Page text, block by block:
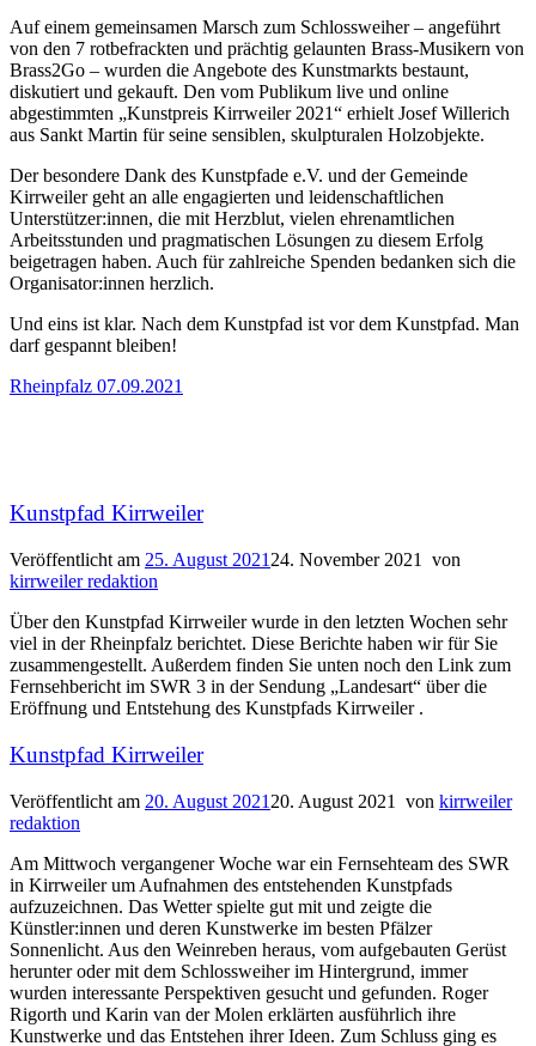
Auf einem gemeinsamen Marsch zum Schlossweiher – angeführt
von den 7 rotbefrackten und prächtig gelaunten Brass-Musikern von
Brass2Go – wurden die Angebote des Kunstmarkts bestaunt,
diskutiert und gekauft. Den vom Publikum live und online
abgestimmten „Kunstpreis Kirrweiler 2021“ erhielt Josef Willerich
aus Sankt Martin für seine sensiblen, skulpturalen Holzobjekte.
Der besondere Dank des Kunstpfade e.V. und der Gemeinde
Kirrweiler geht an alle engagierten und leidenschaftlichen
Unterstützer:innen, die mit Herzblut, vielen ehrenamtlichen
Arbeitsstunden und pragmatischen Lösungen zu diesem Erfolg
beigetragen haben. Auch für zahlreiche Spenden bedanken sich die
Organisator:innen herzlich.
Und eins ist klar. Nach dem Kunstpfad ist vor dem Kunstpfad. Man
darf gespannt bleiben!
Rheinpfalz 07.09.2021
Kunstpfad Kirrweiler
Veröffentlicht am 25. August 2021 24. November 2021
von
kirrweiler redaktion
Über den Kunstpfad Kirrweiler wurde in den letzten Wochen sehr
viel in der Rheinpfalz berichtet. Diese Berichte haben wir für Sie
zusammengestellt. Außerdem finden Sie unten noch den Link zum
Fernsehbericht im SWR 3 in der Sendung „Landesart“ über die
Eröffnung und Entstehung des Kunstpfads Kirrweiler .
Kunstpfad Kirrweiler
Veröffentlicht am 20. August 2021 20. August 2021 von kirrweiler
redaktion
Am Mittwoch vergangener Woche war ein Fernsehteam des SWR
in Kirrweiler um Aufnahmen des entstehenden Kunstpfads
aufzuzeichnen. Das Wetter spielte gut mit und zeigte die
Künstler:innen und deren Kunstwerke im besten Pfälzer
Sonnenlicht. Aus den Weinreben heraus, vom aufgebauten Gerüst
herunter oder mit dem Schlossweiher im Hintergrund, immer
wurden interessante Perspektiven gesucht und gefunden. Roger
Rigorth und Karin van der Molen erklärten ausführlich ihre
Kunstwerke und das Entstehen ihrer Ideen. Zum Schluss ging es